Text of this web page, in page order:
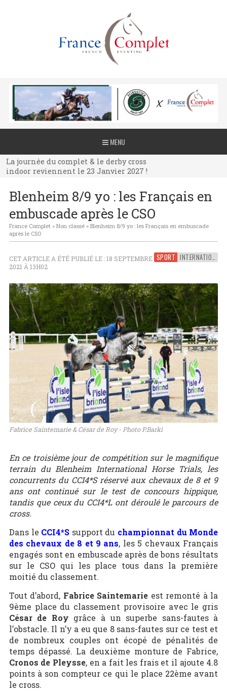
MENU
La journée du complet & le derby cross
indoor reviennent le 23 Janvier 2027 !
La journée du complet & le derby cross
indoor reviennent le 23 Janvier 2027 !
indoor reviennent le 23 Janvier 2027 !
Blenheim 8/9 yo : les Français en
embuscade après le CSO
France Complet» Non classé» Blenheim 8/9 yo : les Français en embuscade
après le CSO
SPORT INTERNATIONAL
CET ARTICLE A ÉTÉ PUBLIÉ LE : 18 SEPTEMBRE
2021 À 13H02
Fabrice Saintemarie & César de Roy - Photo P.Barki
En ce troisième jour de compétition sur le magnifique
terrain du Blenheim International Horse Trials, les
concurrents du CCI4*S réservé aux chevaux de 8 et 9
ans ont continué sur le test de concours hippique,
tandis que ceux du CCI4*L ont déroulé le parcours de
cross.
Dans le CCI4*S support du championnat du Monde
des chevaux de 8 et 9 ans, les 5 chevaux Français
engagés sont en embuscade après de bons résultats
sur le CSO qui les place tous dans la première
moitié du classement.
Tout d’abord, Fabrice Saintemarie est remonté à la
9ème place du classement provisoire avec le gris
César de Roy grâce à un superbe sans-fautes à
l’obstacle. Il n’y a eu que 8 sans-fautes sur ce test et
de nombreux couples ont écopé de pénalités de
temps dépassé. La deuxième monture de Fabrice,
Cronos de Pleysse, en a fait les frais et il ajoute 4.8
points à son compteur ce qui le place 22ème avant
le cross.